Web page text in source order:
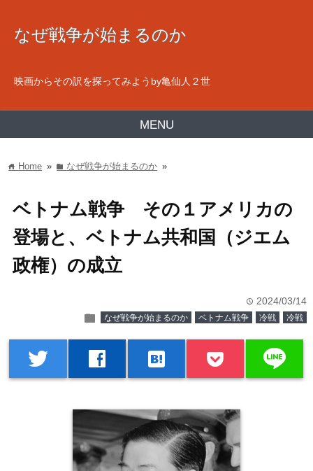
なぜ戦争が始まるのか
映画からその訳を探ってみようby亀仙人２世
MENU
home Home » folder なぜ戦争が始まるのか »
ベトナム戦争 その１アメリカの
登場と、ベトナム共和国（ジエム
政権）の成立
time 2024/03/14
folder なぜ戦争が始まるのか ベトナム戦争 冷戦 冷戦
twitter facebook hatenabookmark line